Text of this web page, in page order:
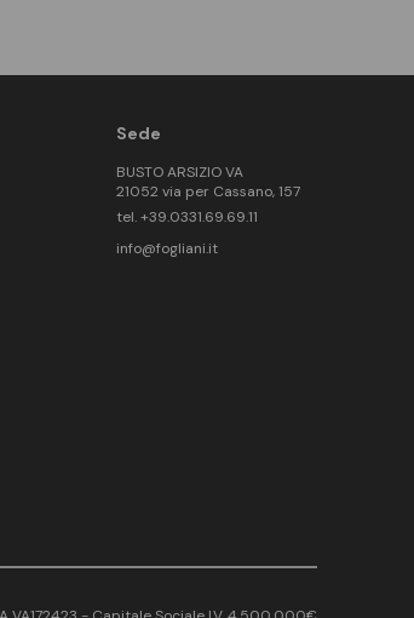
Sede
BUSTO ARSIZIO VA
21052 via per Cassano, 157
tel. +39.0331.69.69.11
info@fogliani.it